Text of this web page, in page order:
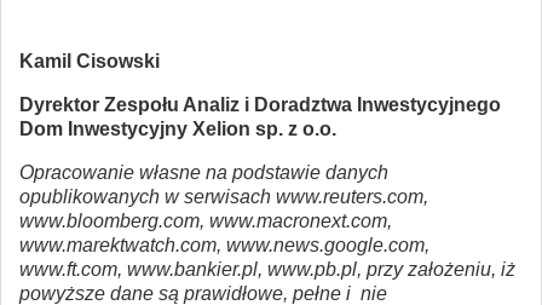
Kamil Cisowski
Dyrektor Zespołu Analiz i Doradztwa Inwestycyjnego
Dom Inwestycyjny Xelion sp. z o.o.
Opracowanie własne na podstawie danych
opublikowanych w serwisach www.reuters.com,
www.bloomberg.com, www.macronext.com,
www.marektwatch.com, www.news.google.com,
www.ft.com, www.bankier.pl, www.pb.pl, przy założeniu, iż
powyższe dane są prawidłowe, pełne i nie